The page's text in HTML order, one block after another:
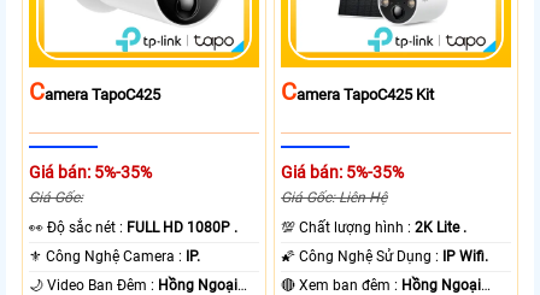
CAmera TapoC425
Giá bán: 5%-35%
Giá Gốc:
️👀 Độ sắc nét : FULL HD 1080P .
⚜️ Công Nghệ Camera : IP.
🌙 Video Ban Đêm : Hồng Ngoại
CAmera TapoC425 Kit
Giá bán: 5%-35%
Giá Gốc: Liên Hệ
💯 Chất lượng hình :2K Lite .
🌠 Công Nghệ Sử Dụng : IP Wifi.
🔴 Xem ban đêm : Hồng Ngoại